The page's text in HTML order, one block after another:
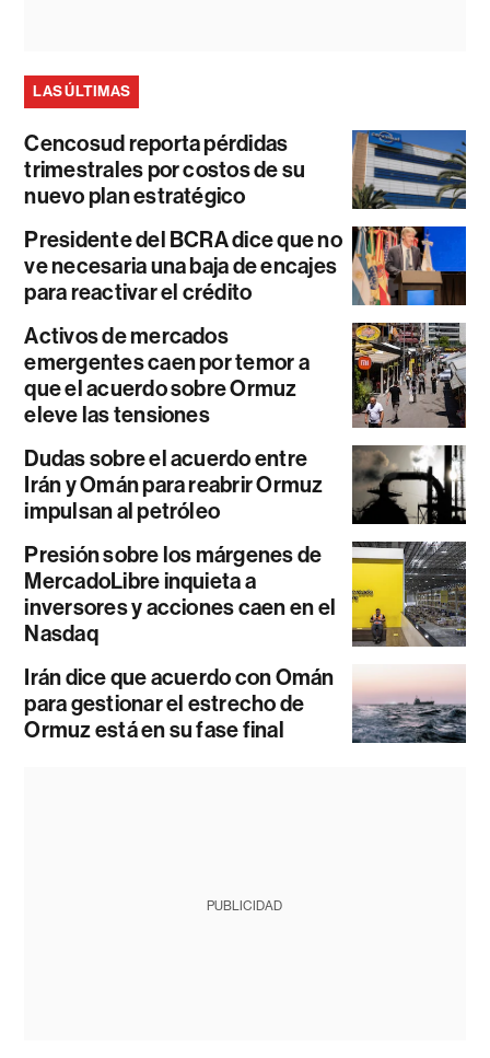
LAS ÚLTIMAS
Cencosud reporta pérdidas
trimestrales por costos de su
nuevo plan estratégico
Presidente del BCRA dice que no
ve necesaria una baja de encajes
para reactivar el crédito
Activos de mercados
emergentes caen por temor a
que el acuerdo sobre Ormuz
eleve las tensiones
Dudas sobre el acuerdo entre
Irán y Omán para reabrir Ormuz
impulsan al petróleo
Presión sobre los márgenes de
MercadoLibre inquieta a
inversores y acciones caen en el
Nasdaq
Irán dice que acuerdo con Omán
para gestionar el estrecho de
Ormuz está en su fase final
PUBLICIDAD